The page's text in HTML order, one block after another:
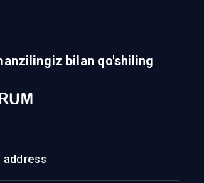
bilan qo'shiling
address